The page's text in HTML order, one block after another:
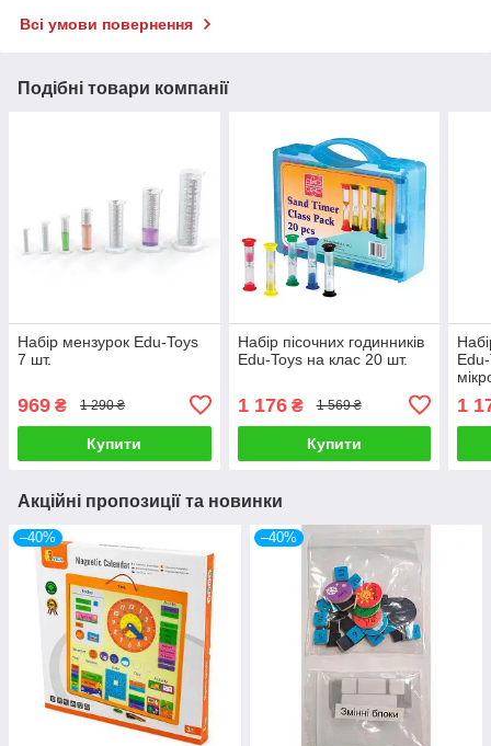
Всі умови повернення
Подібні товари компанії
Набір мензурок Edu-Toys
7 шт.
969 ₴ 1 290 ₴
Купити
Набір пісочних годинників
Edu-Toys на клас 20 шт.
1 176₴ 1 569 ₴
Купити
1
Акційні пропозиції та новинки
–40% –40%